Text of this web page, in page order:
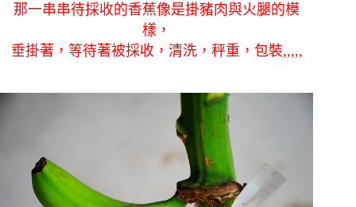
那一串串待採收的香蕉像是掛豬肉與火腿的模
樣，
垂掛著，等待著被採收，清洗，秤重，包裝,,,,,